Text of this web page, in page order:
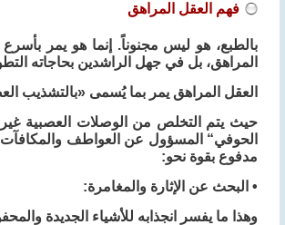
فهم العقل المراهق
بالطبع، هو ليس مجنوناً. إنما هو يمر
المراهق، بل في جهل الراشدين بحاجاته
العقل المراهق يمر بما يُسمى «بالتشذيب
حيث يتم التخلص من الوصلات العصبية
الحوفي“ المسؤول عن العواطف
مدفوع بقوة نحو:
• البحث عن الإثارة والمغامرة:
وهذا ما يفسر انجذابه للأشياء الجديدة